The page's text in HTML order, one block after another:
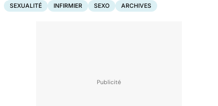
SEXUALITÉ INFIRMIER SEXO ARCHIVES